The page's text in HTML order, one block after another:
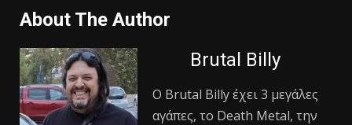
About The Author
Brutal Billy
Ο Βrutal Βilly έχει 3 μεγάλες
αγάπες, το Death Metal, την